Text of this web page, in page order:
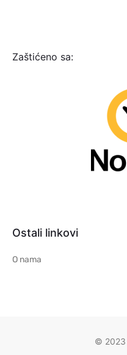
Zaštićeno sa:
Ostali linkovi
O nama
© 2023